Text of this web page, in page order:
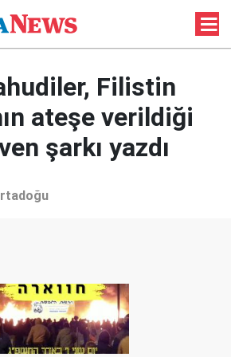
Filistin
ateşe verildiği
şarkı yazdı